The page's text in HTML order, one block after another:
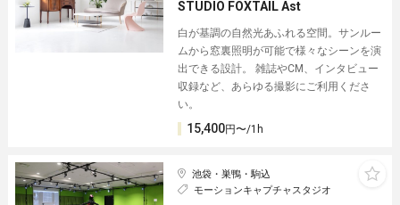
STUDIO FOXTAIL Ast
白が基調の自然光あふれる空間。サンルー
ムから窓裏照明が可能で様々なシーンを演
出できる設計。 雑誌やCM、インタビュー
収録など、あらゆる撮影にご利用くださ
い。
15,400円〜/1h
池袋・巣鴨・駒込
モーションキャプチャスタジオ